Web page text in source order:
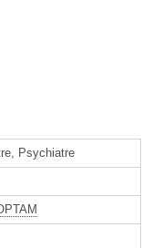
Psychiatre